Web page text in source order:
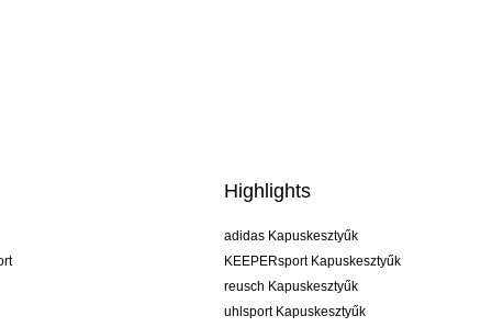
Highlights
adidas Kapuskesztyűk
KEEPERsport Kapuskesztyűk
reusch Kapuskesztyűk
uhlsport Kapuskesztyűk